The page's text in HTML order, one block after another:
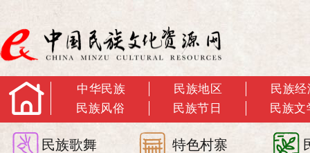
中华民族 民族地区
民族经
民族风俗
民族节日 民族文
民族歌舞 特色村寨